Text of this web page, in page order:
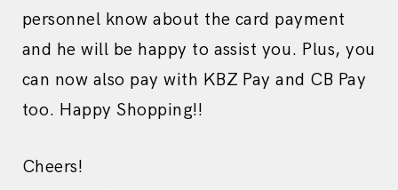
personnel know about the card payment
and he will be happy to assist you. Plus, you
can now also pay with KBZ Pay and CB Pay
too. Happy Shopping!!
Cheers!